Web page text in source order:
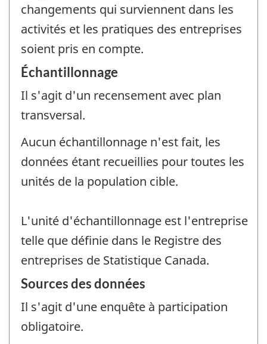
changements qui surviennent dans les
activités et les pratiques des entreprises
soient pris en compte.
Échantillonnage
Il s'agit d'un recensement avec plan
transversal.
Aucun échantillonnage n'est fait, les
données étant recueillies pour toutes les
unités de la population cible.
L'unité d'échantillonnage est l'entreprise
telle que définie dans le Registre des
entreprises de Statistique Canada.
Sources des données
Il s'agit d'une enquête à participation
obligatoire.